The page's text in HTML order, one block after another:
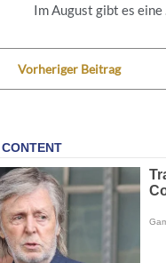
Im August gibt es eine ...
Vorheriger Beitrag